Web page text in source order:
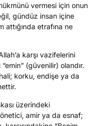
vermesi için onun
gündüz insan içine
attığında etrafına ne
karşı vazifelerini
(güvenilir) olandır.
korku, endişe ya da
üzerindeki
amir ya da esnaf;